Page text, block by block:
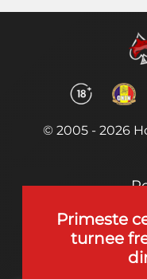
© 2005 - 2026
Primeste
turnee